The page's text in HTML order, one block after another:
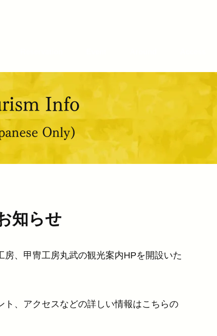
Info
Only)
知らせ
房、甲冑工房丸武の観光案内HPを開設いた
、アクセスなどの詳しい情報はこちらの